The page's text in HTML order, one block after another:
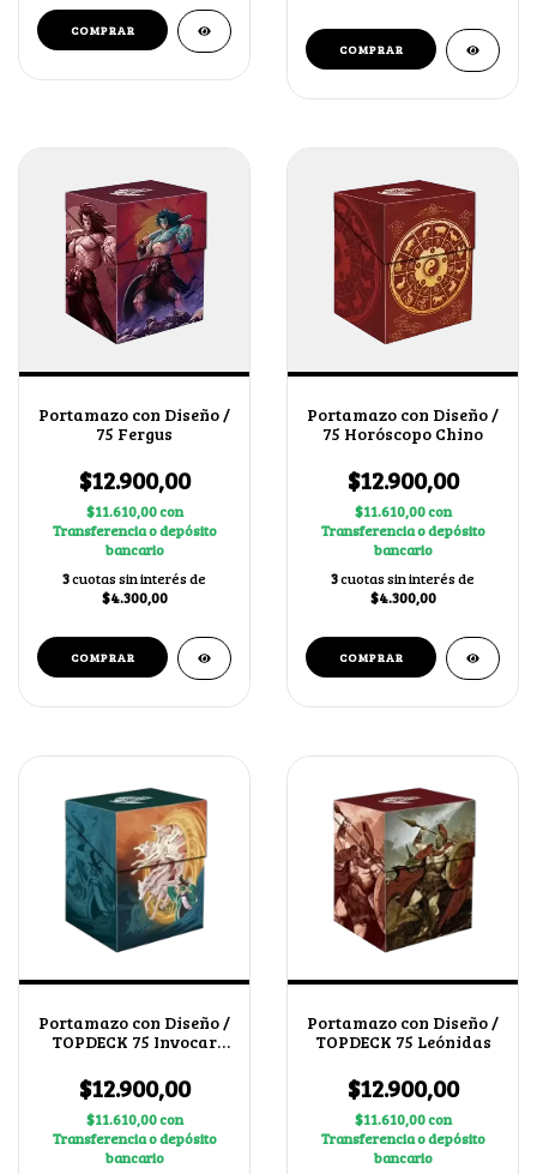
Portamazo con Diseño /
75 Fergus
$12.900,00
$11.610,00con
Transferencia o depósito
bancario
3cuotas sin interés de
$4.300,00
Portamazo con Diseño /
75 Horóscopo Chino
$12.900,00
$11.610,00con
Transferencia o depósito
bancario
3cuotas sin interés de
$4.300,00
Portamazo con Diseño /
TOPDECK 75 Invocar
$12.900,00
$11.610,00con
Transferencia o depósito
bancario
Portamazo con Diseño /
TOPDECK 75 Leónidas
$12.900,00
$11.610,00con
Transferencia o depósito
bancario